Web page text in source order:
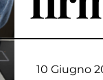
10 Giugno